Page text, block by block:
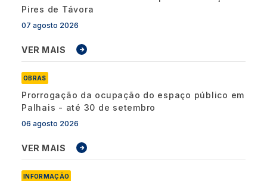
Pires de Távora
07 agosto 2026
VER MAIS
OBRAS
Prorrogação da ocupação do espaço público em
Palhais - até 30 de setembro
06 agosto 2026
VER MAIS
INFORMAÇÃO